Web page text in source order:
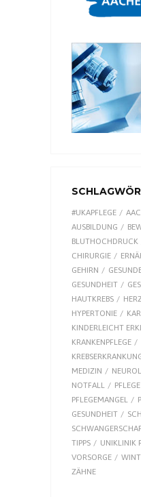
#UKAPFLEGE
AUSBILDUNG
BLUTHOCHDRUCK
CHIRURGIE
GEHIRN
GESUNDHEIT
HAUTKREBS
HYPERTONIE
KINDERLEICHT
KRANKENPFLEGE
MEDIZIN
NOTFALL
PFLEGE
PFLEGEMANGEL
GESUNDHEIT
TIPPS
UNIKLINIK
VORSORGE
ZÄHNE